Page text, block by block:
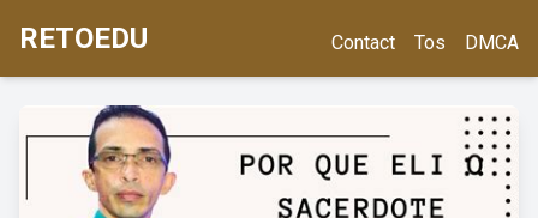
RETOEDU Contact Tos DMCA